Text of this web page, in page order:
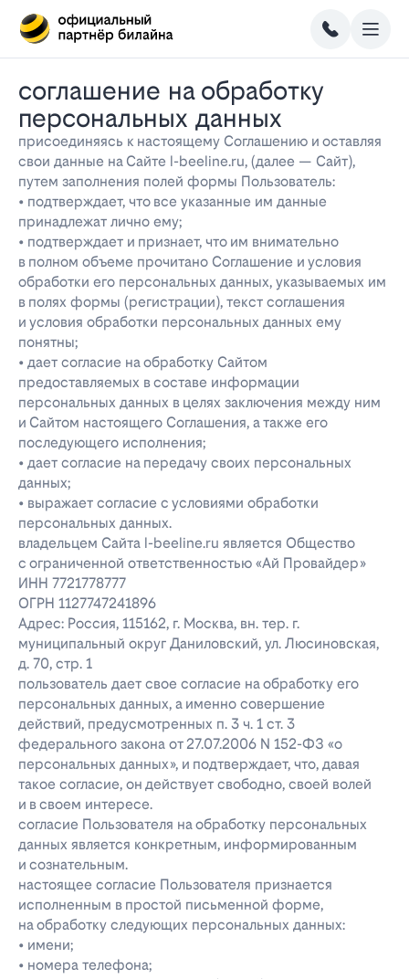
соглашение на обработку
персональных данных
присоединяясь к настоящему Соглашению и оставляя
свои данные на Сайте l-beeline.ru, (далее — Сайт),
путем заполнения полей формы Пользователь:
• подтверждает, что все указанные им данные
принадлежат лично ему;
• подтверждает и признает, что им внимательно
в полном объеме прочитано Соглашение и условия
обработки его персональных данных, указываемых им
в полях формы (регистрации), текст соглашения
и условия обработки персональных данных ему
понятны;
• дает согласие на обработку Сайтом
предоставляемых в составе информации
персональных данных в целях заключения между ним
и Сайтом настоящего Соглашения, а также его
последующего исполнения;
• дает согласие на передачу своих персональных
данных;
• выражает согласие с условиями обработки
персональных данных.
владельцем Сайта l-beeline.ru является Общество
с ограниченной ответственностью «Ай Провайдер»
ИНН 7721778777
ОГРН 1127747241896
Адрес: Россия, 115162, г. Москва, вн. тер. г.
муниципальный округ Даниловский, ул. Люсиновская,
д. 70, стр. 1
пользователь дает свое согласие на обработку его
персональных данных, а именно совершение
действий, предусмотренных п. 3 ч. 1 ст. 3
федерального закона от 27.07.2006 N 152-ФЗ «о
персональных данных», и подтверждает, что, давая
такое согласие, он действует свободно, своей волей
и в своем интересе.
согласие Пользователя на обработку персональных
данных является конкретным, информированным
и сознательным.
настоящее согласие Пользователя признается
исполненным в простой письменной форме,
на обработку следующих персональных данных:
• имени;
• номера телефона;